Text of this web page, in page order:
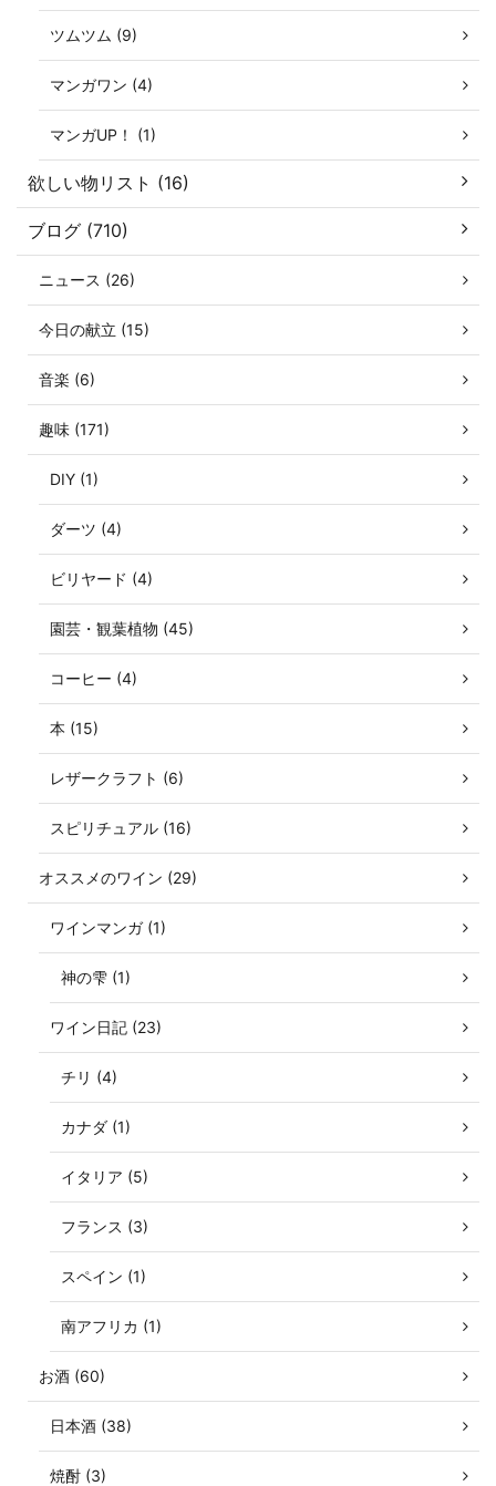
ツムツム (9)
マンガワン (4)
マンガUP！ (1)
欲しい物リスト (16)
ブログ (710)
ニュース (26)
今日の献立 (15)
音楽 (6)
趣味 (171)
DIY (1)
ダーツ (4)
ビリヤード (4)
園芸・観葉植物 (45)
コーヒー (4)
本 (15)
レザークラフト (6)
スピリチュアル (16)
オススメのワイン (29)
ワインマンガ (1)
神の雫 (1)
ワイン日記 (23)
チリ (4)
カナダ (1)
イタリア (5)
フランス (3)
スペイン (1)
南アフリカ (1)
お酒 (60)
日本酒 (38)
焼酎 (3)